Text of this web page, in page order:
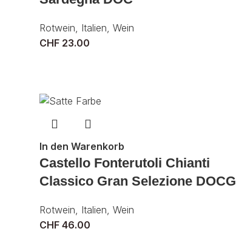
Rotwein Italien Wein
CHF 23.00
In den Warenkorb
Castello Fonterutoli Chianti
Classico Gran Selezione DOCG
Rotwein Italien Wein
CHF 46.00